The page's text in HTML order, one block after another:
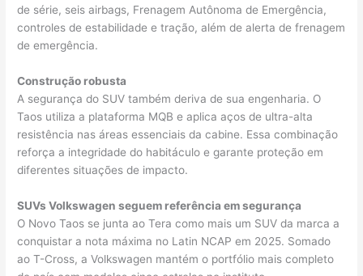
de série, seis airbags, Frenagem Autônoma de Emergência,
controles de estabilidade e tração, além de alerta de frenagem
de emergência.
Construção robusta
A segurança do SUV também deriva de sua engenharia. O
Taos utiliza a plataforma MQB e aplica aços de ultra-alta
resistência nas áreas essenciais da cabine. Essa combinação
reforça a integridade do habitáculo e garante proteção em
diferentes situações de impacto.
SUVs Volkswagen seguem referência em segurança
O Novo Taos se junta ao Tera como mais um SUV da marca a
conquistar a nota máxima no Latin NCAP em 2025. Somado
ao T-Cross, a Volkswagen mantém o portfólio mais completo